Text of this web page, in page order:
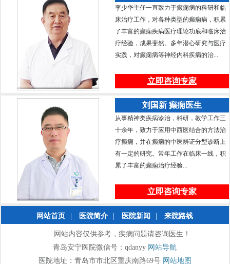
李少华主任一直致力于癫痫病的科研和临
床治疗工作，对各种类型的癫痫病，积累
了丰富的癫痫疾病医疗理论功底和临床治
疗经验，成果斐然。多年潜心研究与医疗
实践，对癫痫病等神经内科疾病的治...
立即咨询专家
刘国新 癫痫医生
从事精神类疾病诊治，科研，教学工作三
十余年，致力于应用中西医结合的方法治
疗癫痫，并在癫痫的中医辨证分型诊断上
有一定的研究。常年工作在临床一线，积
累了丰富的癫痫治疗经验...
立即咨询专家
网站首页 医院简介 医院新闻 来院路线
网站内容仅供参考，疾病问题请咨询医生！
青岛安宁医院微信号：qdanyy 网站导航
医院地址：青岛市市北区重庆南路69号 网站地图